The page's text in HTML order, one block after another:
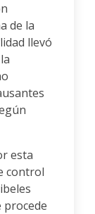
de la
llevó
esta
control
procede